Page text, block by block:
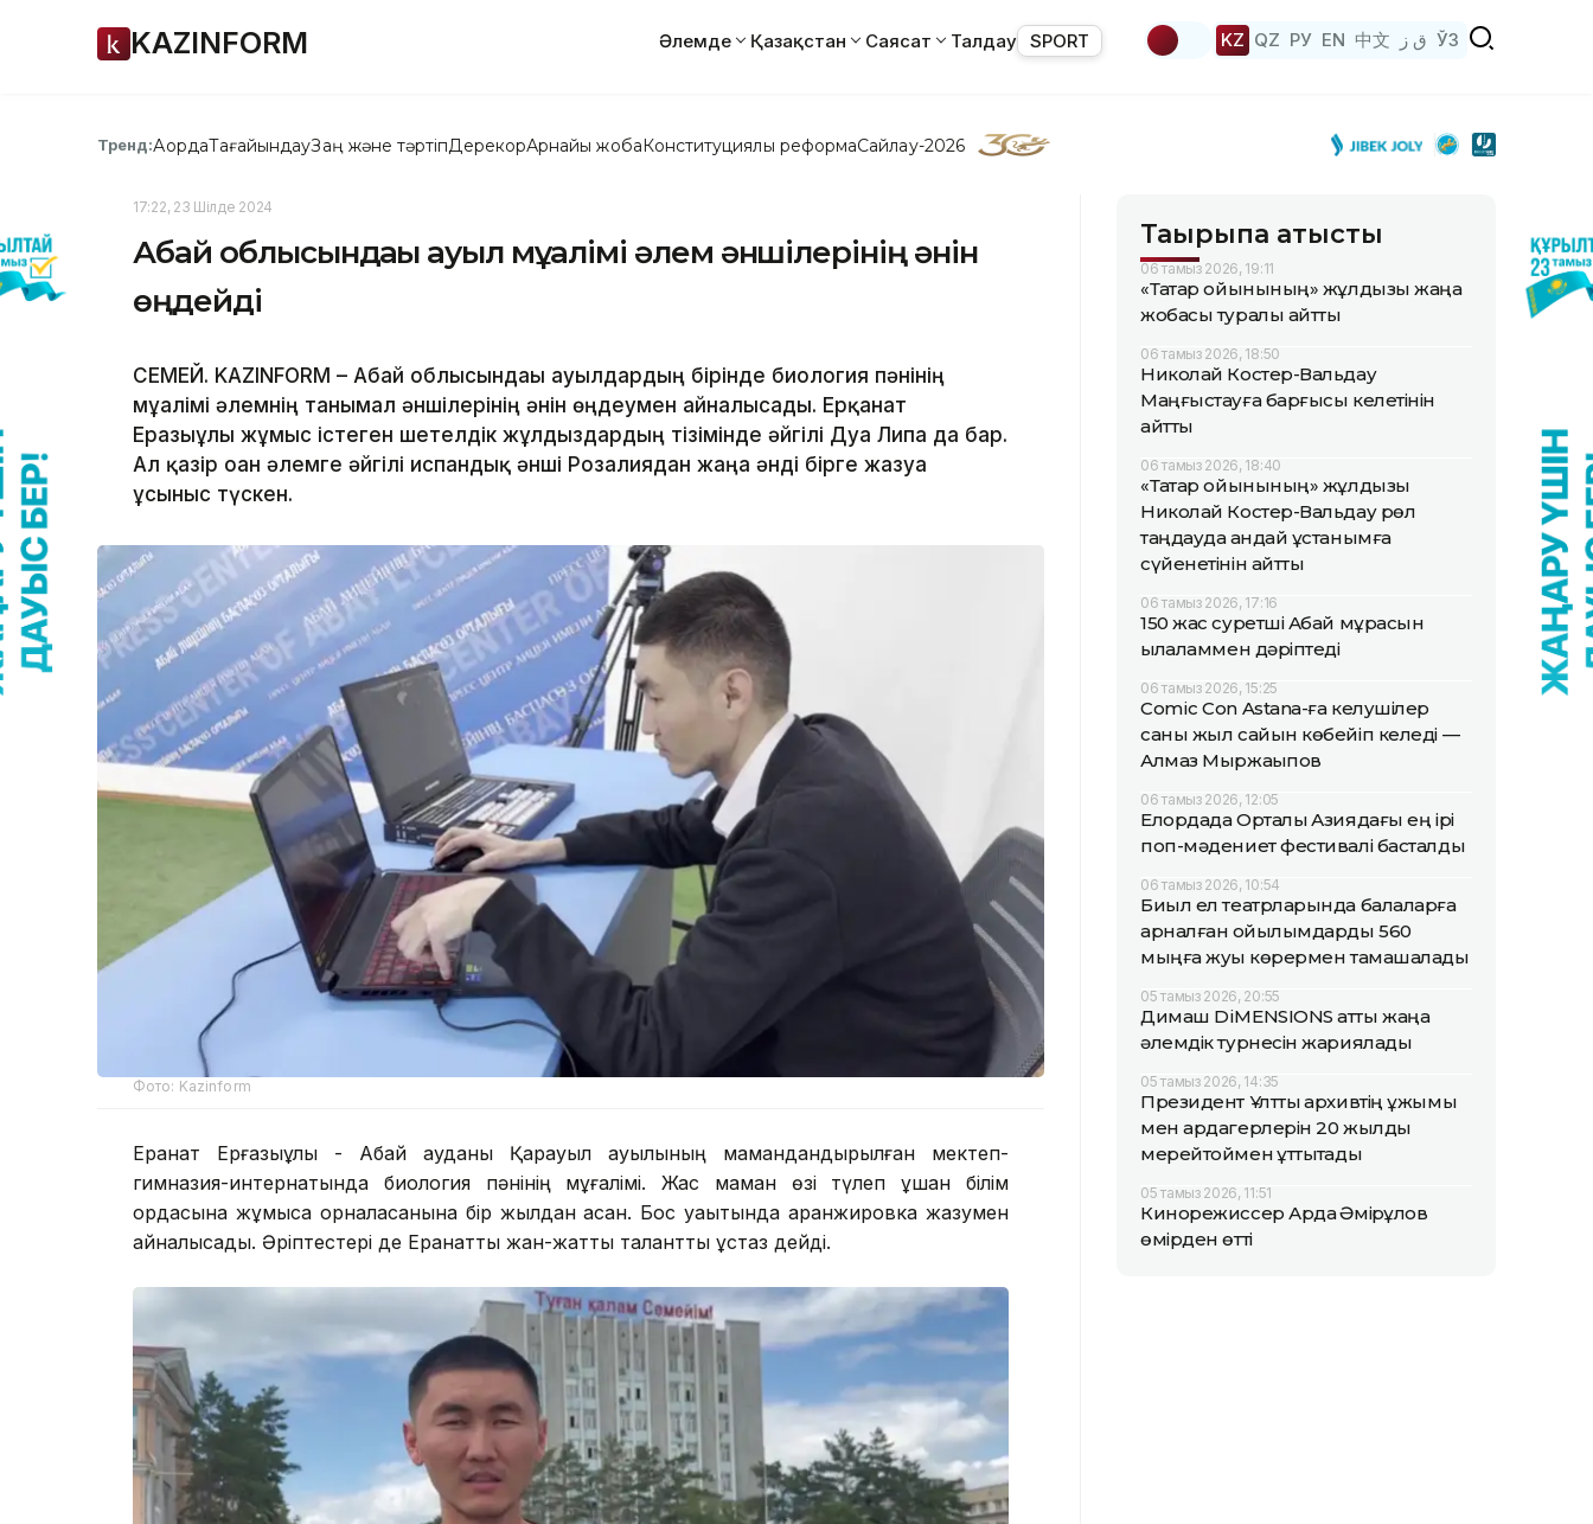
KAZINFORM Әлемде Қазақстан Саясат Талдау SPORT KZ QZ РУ EN 中文 ق ز ЎЗ
Тренд:АқордаТағайындауЗаң және тәртіпДерекқорАрнайы жобаКонституциялық реформаСайлау-2026
17:22, 23 Шілде 2024
Абай облысындағы ауыл мұғалімі әлем әншілерінің әнін
өңдейді
СЕМЕЙ. KAZINFORM – Абай облысындағы ауылдардың бірінде биология пәнінің
мұғалімі әлемнің танымал әншілерінің әнін өңдеумен айналысады. Ерқанат
Ерғазыұлы жұмыс істеген шетелдік жұлдыздардың тізімінде әйгілі Дуа Липа да бар.
Ал қазір оған әлемге әйгілі испандық әнші Розалиядан жаңа әнді бірге жазуға
ұсыныс түскен.
Фото: Kazinform
Ерқанат Ерғазыұлы - Абай ауданы Қарауыл ауылының мамандандырылған мектеп-
гимназия-интернатында биология пәнінің мұғалімі. Жас маман өзі түлеп ұшқан білім
ордасына жұмысқа орналасқанына бір жылдан асқан. Бос уақытында аранжировка жазумен
айналысады. Әріптестері де Ерқанатты жан-жақтты талантты ұстаз дейді.
Тақырыпқа қатысты
06 тамыз 2026, 19:11
«Тақтар ойынының» жұлдызы жаңа
жобасы туралы айтты
06 тамыз 2026, 18:50
Николай Костер-Вальдау
Маңғыстауға барғысы келетінін
айтты
06 тамыз 2026, 18:40
«Тақтар ойынының» жұлдызы
Николай Костер-Вальдау рөл
таңдауда қандай ұстанымға
сүйенетінін айтты
06 тамыз 2026, 17:16
150 жас суретші Абай мұрасын
қылқаламмен дәріптеді
06 тамыз 2026, 15:25
Comic Con Astana-ға келушілер
саны жыл сайын көбейіп келеді —
Алмаз Мыржақыпов
06 тамыз 2026, 12:05
Елордада Орталық Азиядағы ең ірі
поп-мәдениет фестивалі басталды
06 тамыз 2026, 10:54
Биыл ел театрларында балаларға
арналған қойылымдарды 560
мыңға жуық көрермен тамашалады
05 тамыз 2026, 20:55
Димаш DiMENSIONS атты жаңа
әлемдік турнесін жариялады
05 тамыз 2026, 14:35
Президент Ұлттық архивтің ұжымы
мен ардагерлерін 20 жылдық
мерейтоймен құттықтады
05 тамыз 2026, 11:51
Кинорежиссер Ардақ Әмірқұлов
өмірден өтті